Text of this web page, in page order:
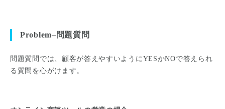
Problem–問題質問
問題質問では、顧客が答えやすいようにYESかNOで答えられ
る質問を心がけます。